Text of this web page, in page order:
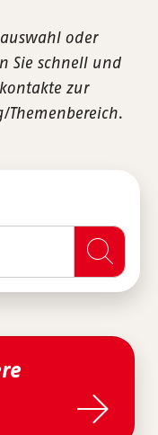
oder
Sie schnell und
zur